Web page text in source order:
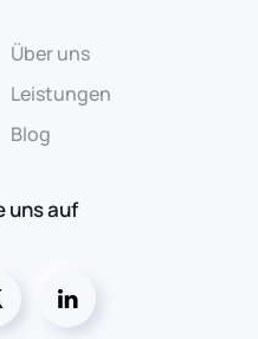
Über uns
Leistungen
Blog
uns auf